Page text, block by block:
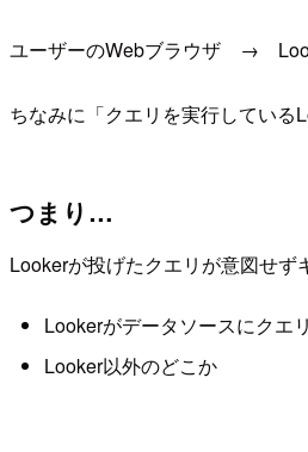
ユーザーのWebブラウザ →
ちなみに「クエリを実行している
つまり…
Lookerが投げたクエリが意図せず
Lookerがデータソースにクエ
Looker以外のどこか